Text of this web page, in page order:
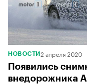
НОВОСТИ 2 апреля 2020
Появились
внедорожника